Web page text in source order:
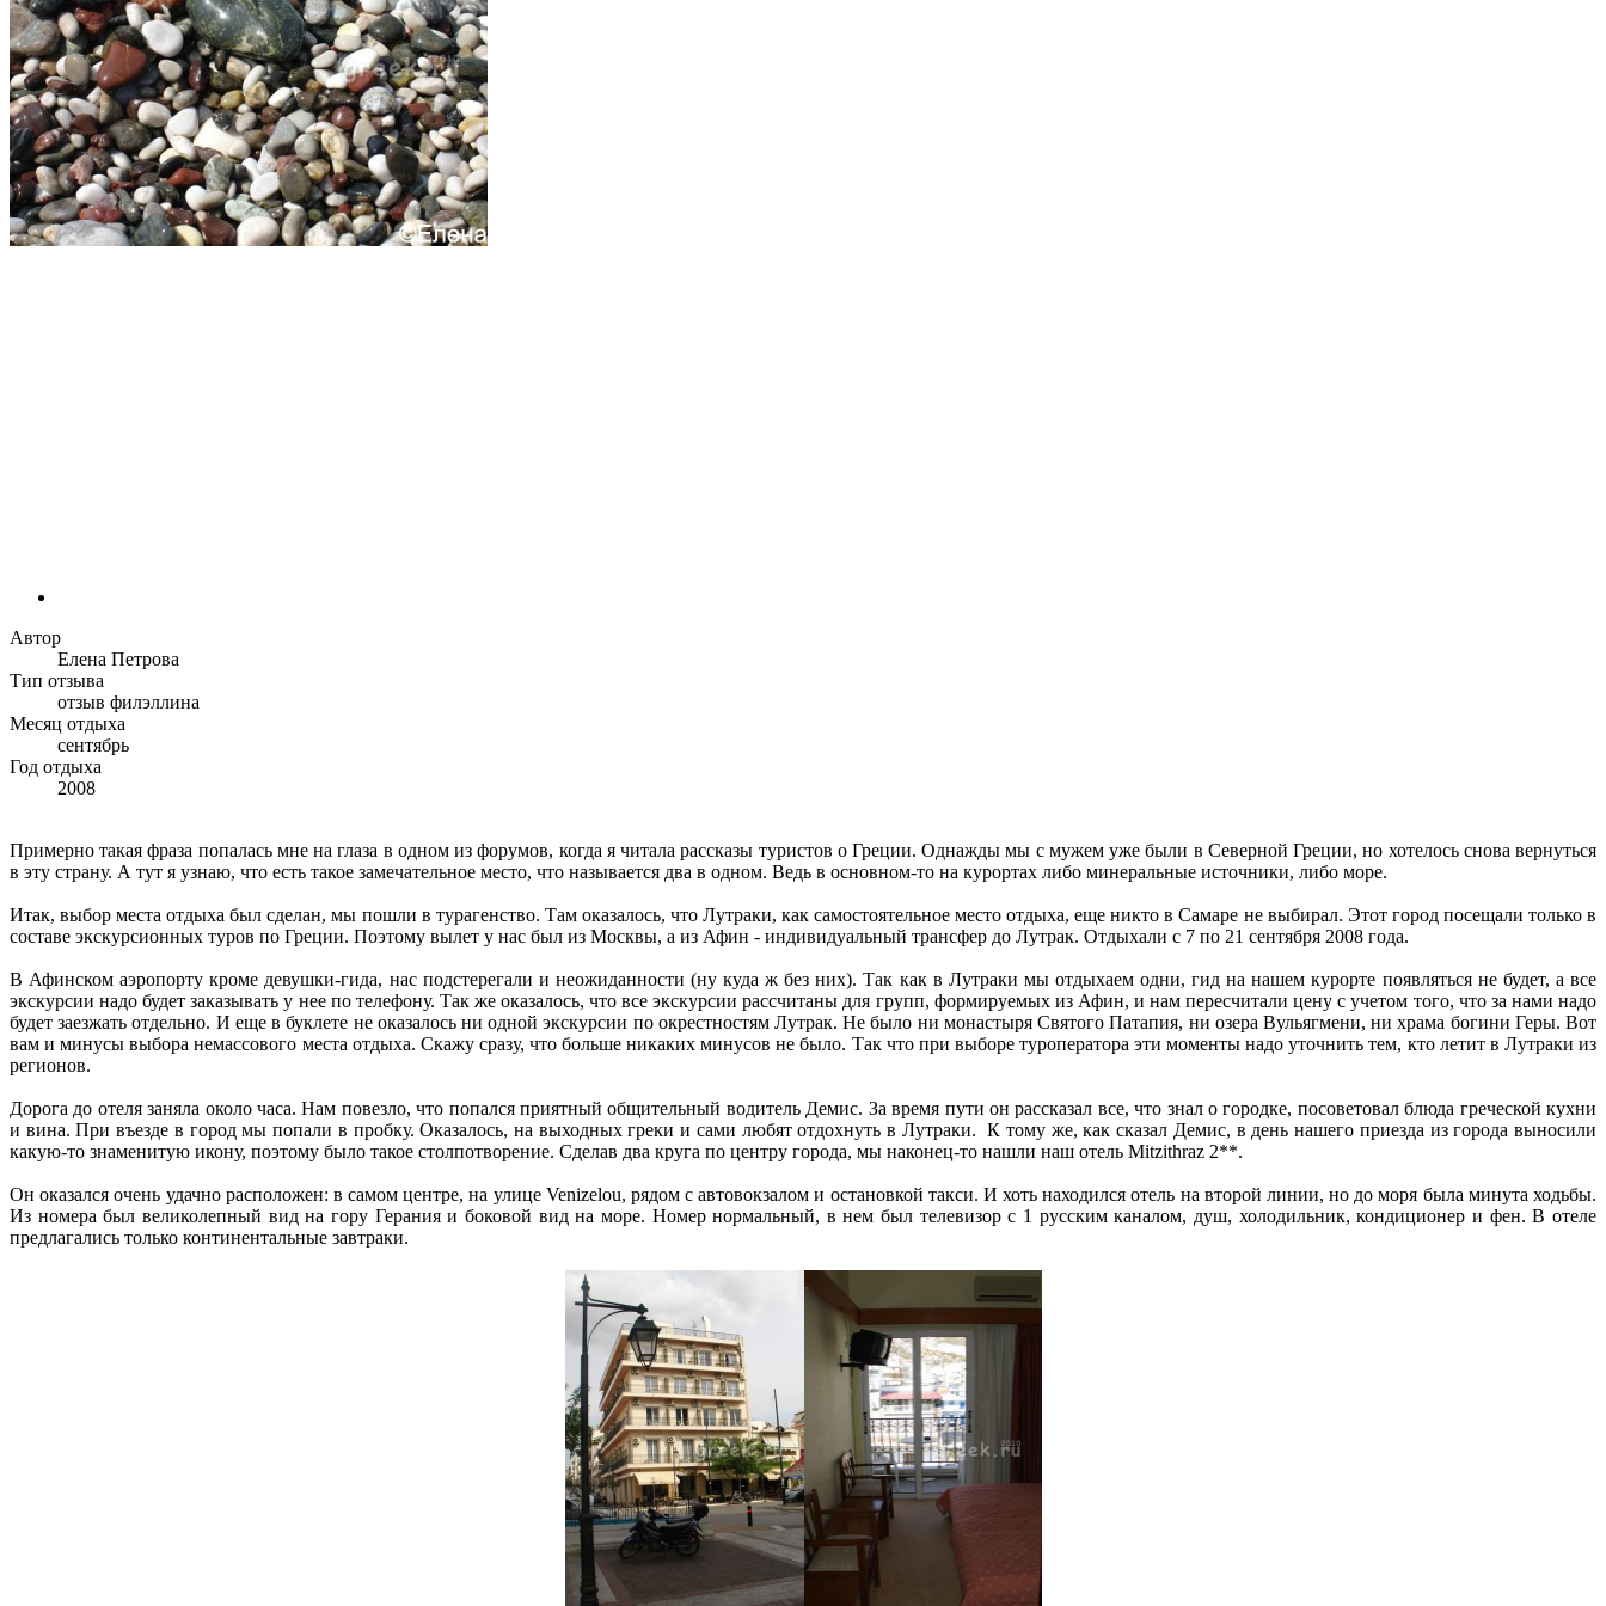
Автор
Елена Петрова
Тип отзыва
отзыв филэллина
Месяц отдыха
сентябрь
Год отдыха
2008
Примерно такая фраза попалась мне на глаза в одном из форумов, когда я читала рассказы туристов о Греции. Однажды мы с мужем уже были в Северной Греции, но хотелось снова вернуться
в эту страну. А тут я узнаю, что есть такое замечательное место, что называется два в одном. Ведь в основном-то на курортах либо минеральные источники, либо море.
Итак, выбор места отдыха был сделан, мы пошли в турагенство. Там оказалось, что Лутраки, как самостоятельное место отдыха, еще никто в Самаре не выбирал. Этот город посещали только в
составе экскурсионных туров по Греции. Поэтому вылет у нас был из Москвы, а из Афин - индивидуальный трансфер до Лутрак. Отдыхали с 7 по 21 сентября 2008 года.
В Афинском аэропорту кроме девушки-гида, нас подстерегали и неожиданности (ну куда ж без них). Так как в Лутраки мы отдыхаем одни, гид на нашем курорте появляться не будет, а все
экскурсии надо будет заказывать у нее по телефону. Так же оказалось, что все экскурсии рассчитаны для групп, формируемых из Афин, и нам пересчитали цену с учетом того, что за нами надо
будет заезжать отдельно. И еще в буклете не оказалось ни одной экскурсии по окрестностям Лутрак. Не было ни монастыря Святого Патапия, ни озера Вульягмени, ни храма богини Геры. Вот
вам и минусы выбора немассового места отдыха. Скажу сразу, что больше никаких минусов не было. Так что при выборе туроператора эти моменты надо уточнить тем, кто летит в Лутраки из
регионов.
Дорога до отеля заняла около часа. Нам повезло, что попался приятный общительный водитель Демис. За время пути он рассказал все, что знал о городке, посоветовал блюда греческой кухни
и вина. При въезде в город мы попали в пробку. Оказалось, на выходных греки и сами любят отдохнуть в Лутраки. К тому же, как сказал Демис, в день нашего приезда из города выносили
какую-то знаменитую икону, поэтому было такое столпотворение. Сделав два круга по центру города, мы наконец-то нашли наш отель Mitzithraz 2**.
Он оказался очень удачно расположен: в самом центре, на улице Venizelou, рядом с автовокзалом и остановкой такси. И хоть находился отель на второй линии, но до моря была минута ходьбы.
Из номера был великолепный вид на гору Герания и боковой вид на море. Номер нормальный, в нем был телевизор с 1 русским каналом, душ, холодильник, кондиционер и фен. В отеле
предлагались только континентальные завтраки.